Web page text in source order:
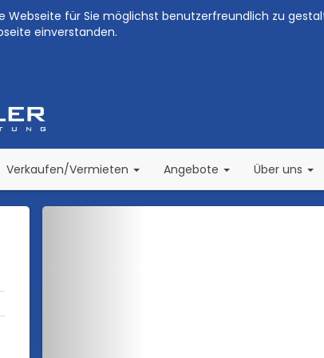
Webseite für Sie möglichst benutzerfreundlich zu
einverstanden.
Verkaufen/Vermieten (current)Angebote Über uns